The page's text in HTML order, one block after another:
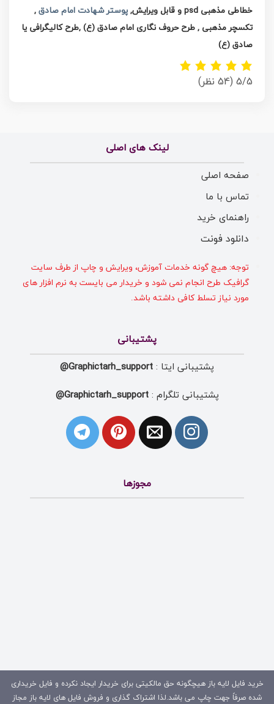
خطاطی مذهبی psd و قابل ویرایش,
پوستر شهادت امام صادق ,
تکسچر مذهبی , طرح حروف نگاری امام صادق (ع) ,طرح کالیگرافی یا
صادق (ع)
5/5 (54 نظر)
لینک های اصلی
صفحه اصلی
تماس با ما
راهنمای خرید
دانلود فونت
توجه: هیچ گونه خدمات آموزش، ویرایش و چاپ از طرف سایت
گرافیک طرح انجام نمی شود و خریدار می بایست به نرم افزار های
مورد نیاز تسلط کافی داشته باشد.
پشتیبانی
پشتیبانی ایتا : Graphictarh_support@
پشتیبانی تلگرام :Graphictarh_support@
مجوزها
خرید فایل لایه باز هیچگونه حق مالکیتی برای خریدار ایجاد نکرده و فایل خریداری
شده صرفاً جهت چاپ می باشد.لذا اشتراک گذاری و فروش فایل های لایه باز مجاز